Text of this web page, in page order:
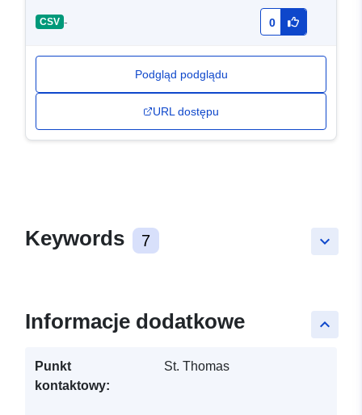
CSV - 0
Podgląd podglądu
URL dostępu
keyboard_arrow_down
Keywords 7
keyboard_arrow_up
Informacje dodatkowe
Punkt
kontaktowy:
St. Thomas